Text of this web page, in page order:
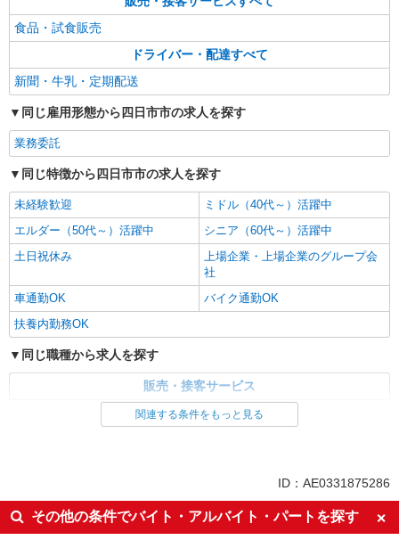
食品・試食販売
ドライバー・配達すべて
新聞・牛乳・定期配送
同じ雇用形態から四日市市の求人を探す
業務委託
同じ特徴から四日市市の求人を探す
未経験歓迎
ミドル（40代～）活躍中
エルダー（50代～）活躍中
シニア（60代～）活躍中
土日祝休み
上場企業・上場企業のグループ会
社
車通勤OK
バイク通勤OK
扶養内勤務OK
同じ職種から求人を探す
販売・接客サービス
未経験歓迎
ミドル（40代～）活躍中
土日祝休み
上場企業・上場企業のグループ会
関連する条件をもっと見る
ID：AE0331875286
その他の条件でバイト・アルバイト・パートを探す